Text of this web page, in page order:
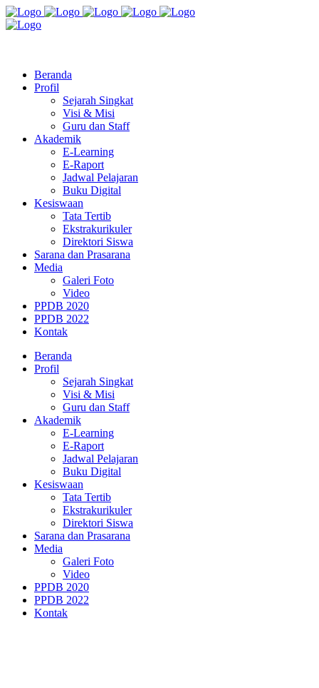
Beranda
Profil
Sejarah Singkat
Visi & Misi
Guru dan Staff
Akademik
E-Learning
E-Raport
Jadwal Pelajaran
Buku Digital
Kesiswaan
Tata Tertib
Ekstrakurikuler
Direktori Siswa
Sarana dan Prasarana
Media
Galeri Foto
Video
PPDB 2020
PPDB 2022
Kontak
Beranda
Profil
Sejarah Singkat
Visi & Misi
Guru dan Staff
Akademik
E-Learning
E-Raport
Jadwal Pelajaran
Buku Digital
Kesiswaan
Tata Tertib
Ekstrakurikuler
Direktori Siswa
Sarana dan Prasarana
Media
Galeri Foto
Video
PPDB 2020
PPDB 2022
Kontak